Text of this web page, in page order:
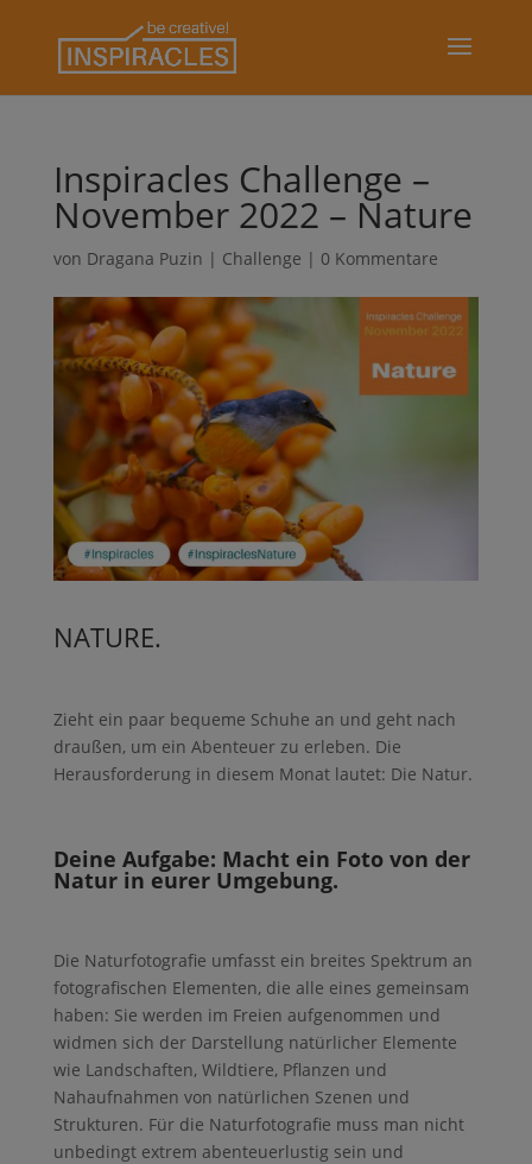
Inspiracles Challenge –
November 2022 – Nature
von Dragana Puzin | Challenge | 0 Kommentare
NATURE.
Zieht ein paar bequeme Schuhe an und geht nach
draußen, um ein Abenteuer zu erleben. Die
Herausforderung in diesem Monat lautet: Die Natur.
Deine Aufgabe: Macht ein Foto von der
Natur in eurer Umgebung.
Die Naturfotografie umfasst ein breites Spektrum an
fotografischen Elementen, die alle eines gemeinsam
haben: Sie werden im Freien aufgenommen und
widmen sich der Darstellung natürlicher Elemente
wie Landschaften, Wildtiere, Pflanzen und
Nahaufnahmen von natürlichen Szenen und
Strukturen. Für die Naturfotografie muss man nicht
unbedingt extrem abenteuerlustig sein und